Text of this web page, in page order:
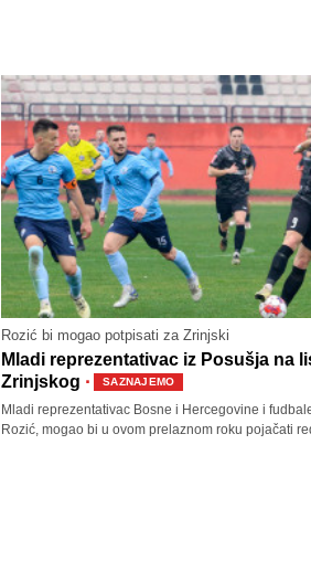
Rozić bi mogao potpisati za Zrinjski
Mladi reprezentativac iz Posušja na
Zrinjskog · SAZNAJEMO
Mladi reprezentativac Bosne i Hercegovine i
Rozić, mogao bi u ovom prelaznom roku pojačati